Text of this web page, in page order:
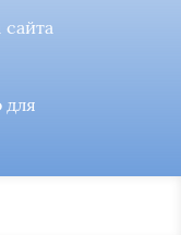
сайта
для